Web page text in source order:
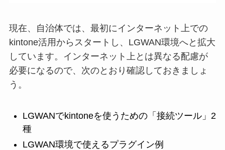
現在、自治体では、最初にインターネット上での
kintone活用からスタートし、LGWAN環境へと拡大
しています。インターネット上とは異なる配慮が
必要になるので、次のとおり確認しておきましょ
う。
LGWANでkintoneを使うための「接続ツール」2
種
LGWAN環境で使えるプラグイン例